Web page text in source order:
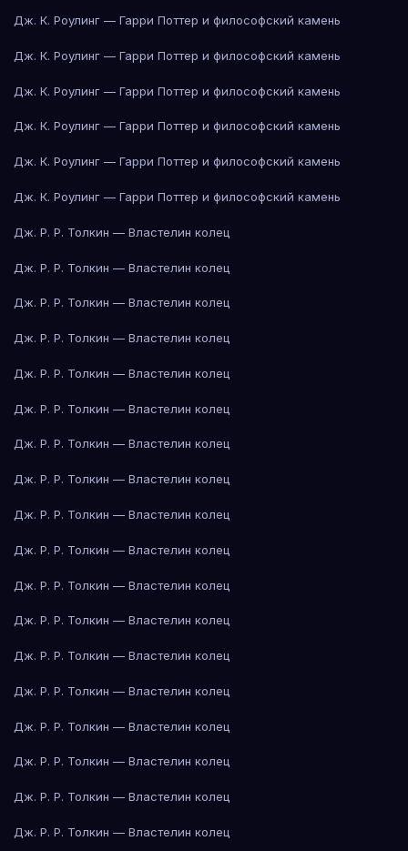
Дж. К. Роулинг — Гарри Поттер и философский камень
Дж. К. Роулинг — Гарри Поттер и философский камень
Дж. К. Роулинг — Гарри Поттер и философский камень
Дж. К. Роулинг — Гарри Поттер и философский камень
Дж. К. Роулинг — Гарри Поттер и философский камень
Дж. К. Роулинг — Гарри Поттер и философский камень
Дж. Р. Р. Толкин — Властелин колец
Дж. Р. Р. Толкин — Властелин колец
Дж. Р. Р. Толкин — Властелин колец
Дж. Р. Р. Толкин — Властелин колец
Дж. Р. Р. Толкин — Властелин колец
Дж. Р. Р. Толкин — Властелин колец
Дж. Р. Р. Толкин — Властелин колец
Дж. Р. Р. Толкин — Властелин колец
Дж. Р. Р. Толкин — Властелин колец
Дж. Р. Р. Толкин — Властелин колец
Дж. Р. Р. Толкин — Властелин колец
Дж. Р. Р. Толкин — Властелин колец
Дж. Р. Р. Толкин — Властелин колец
Дж. Р. Р. Толкин — Властелин колец
Дж. Р. Р. Толкин — Властелин колец
Дж. Р. Р. Толкин — Властелин колец
Дж. Р. Р. Толкин — Властелин колец
Дж. Р. Р. Толкин — Властелин колец